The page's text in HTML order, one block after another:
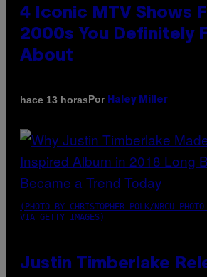
4 Iconic MTV Shows
2000s You Definitely
About
hace 13 horasPor Haley Miller
(PHOTO BY CHRISTOPHER POLK/NBCU
VIA GETTY IMAGES)
Justin Timberlake